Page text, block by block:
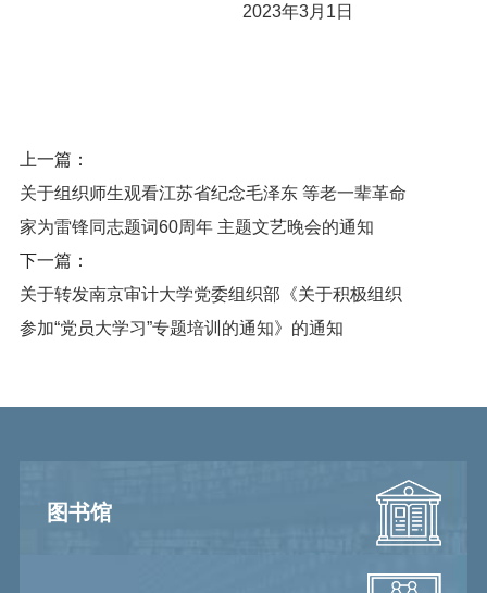
2023年3月 1 日
上一篇：
关于组织师生观看江苏省纪念毛泽东 等老一辈革命
家为雷锋同志题词60周年 主题文艺晚会的通知
下一篇：
关于转发南京审计大学党委组织部《关于积极组织
参加“党员大学习”专题培训的通知》的通知
图书馆